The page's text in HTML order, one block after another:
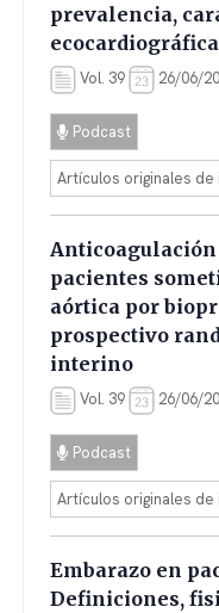
prevalencia,
Vol. 39 26/06/
Podcast
Artículos originales de
pacientes
aórtica por
prospectivo
interino
Vol. 39 26/06/
Podcast
Artículos originales de
Embarazo en
Definiciones,